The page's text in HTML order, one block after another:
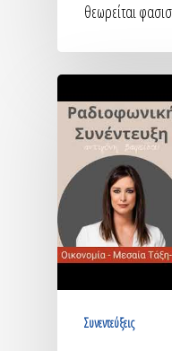
θεωρείται
Συνεντεύξεις